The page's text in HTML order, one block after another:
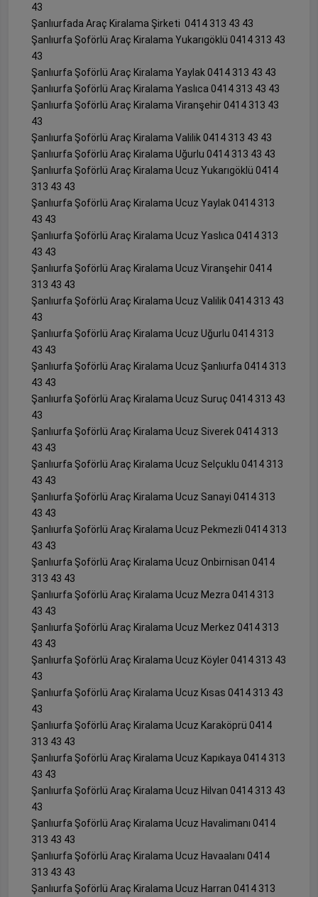
43
Şanlıurfada Araç Kiralama Şirketi 0414 313 43 43
Şanlıurfa Şoförlü Araç Kiralama Yukarıgöklü 0414 313 43
43
Şanlıurfa Şoförlü Araç Kiralama Yaylak 0414 313 43 43
Şanlıurfa Şoförlü Araç Kiralama Yaslıca 0414 313 43 43
Şanlıurfa Şoförlü Araç Kiralama Viranşehir 0414 313 43
43
Şanlıurfa Şoförlü Araç Kiralama Valilik 0414 313 43 43
Şanlıurfa Şoförlü Araç Kiralama Uğurlu 0414 313 43 43
Şanlıurfa Şoförlü Araç Kiralama Ucuz Yukarıgöklü 0414
313 43 43
Şanlıurfa Şoförlü Araç Kiralama Ucuz Yaylak 0414 313
43 43
Şanlıurfa Şoförlü Araç Kiralama Ucuz Yaslıca 0414 313
43 43
Şanlıurfa Şoförlü Araç Kiralama Ucuz Viranşehir 0414
313 43 43
Şanlıurfa Şoförlü Araç Kiralama Ucuz Valilik 0414 313 43
43
Şanlıurfa Şoförlü Araç Kiralama Ucuz Uğurlu 0414 313
43 43
Şanlıurfa Şoförlü Araç Kiralama Ucuz Şanlıurfa 0414 313
43 43
Şanlıurfa Şoförlü Araç Kiralama Ucuz Suruç 0414 313 43
43
Şanlıurfa Şoförlü Araç Kiralama Ucuz Siverek 0414 313
43 43
Şanlıurfa Şoförlü Araç Kiralama Ucuz Selçuklu 0414 313
43 43
Şanlıurfa Şoförlü Araç Kiralama Ucuz Sanayi 0414 313
43 43
Şanlıurfa Şoförlü Araç Kiralama Ucuz Pekmezli 0414 313
43 43
Şanlıurfa Şoförlü Araç Kiralama Ucuz Onbirnisan 0414
313 43 43
Şanlıurfa Şoförlü Araç Kiralama Ucuz Mezra 0414 313
43 43
Şanlıurfa Şoförlü Araç Kiralama Ucuz Merkez 0414 313
43 43
Şanlıurfa Şoförlü Araç Kiralama Ucuz Köyler 0414 313 43
43
Şanlıurfa Şoförlü Araç Kiralama Ucuz Kısas 0414 313 43
43
Şanlıurfa Şoförlü Araç Kiralama Ucuz Karaköprü 0414
313 43 43
Şanlıurfa Şoförlü Araç Kiralama Ucuz Kapıkaya 0414 313
43 43
Şanlıurfa Şoförlü Araç Kiralama Ucuz Hilvan 0414 313 43
43
Şanlıurfa Şoförlü Araç Kiralama Ucuz Havalimanı 0414
313 43 43
Şanlıurfa Şoförlü Araç Kiralama Ucuz Havaalanı 0414
313 43 43
Şanlıurfa Şoförlü Araç Kiralama Ucuz Harran 0414 313